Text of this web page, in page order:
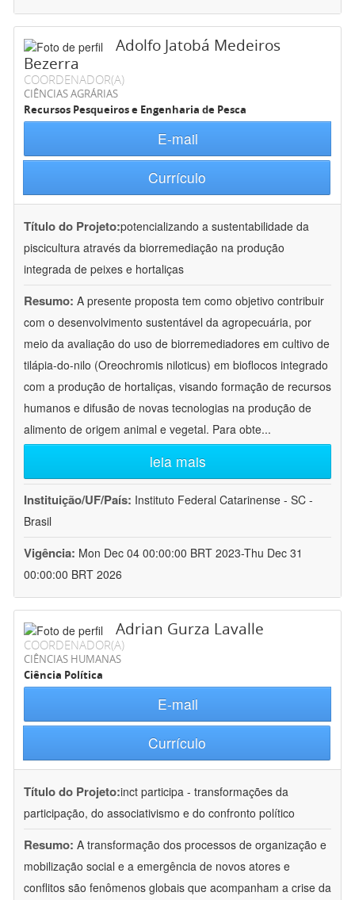
Adolfo Jatobá Medeiros
Bezerra
COORDENADOR(A)
CIÊNCIAS AGRÁRIAS
Recursos Pesqueiros e Engenharia de Pesca
E-mail
Currículo
Título do Projeto:potencializando a sustentabilidade da
piscicultura através da biorremediação na produção
integrada de peixes e hortaliças
Resumo: A presente proposta tem como objetivo contribuir
com o desenvolvimento sustentável da agropecuária, por
meio da avaliação do uso de biorremediadores em cultivo de
tilápia-do-nilo (Oreochromis niloticus) em bioflocos integrado
com a produção de hortaliças, visando formação de recursos
humanos e difusão de novas tecnologias na produção de
alimento de origem animal e vegetal. Para obte...
leia mais
Instituição/UF/País: Instituto Federal Catarinense - SC -
Brasil
Vigência: Mon Dec 04 00:00:00 BRT 2023-Thu Dec 31
00:00:00 BRT 2026
Adrian Gurza Lavalle
COORDENADOR(A)
CIÊNCIAS HUMANAS
Ciência Política
E-mail
Currículo
Título do Projeto:inct participa - transformações da
participação, do associativismo e do confronto político
Resumo: A transformação dos processos de organização e
mobilização social e a emergência de novos atores e
conflitos são fenômenos globais que acompanham a crise da